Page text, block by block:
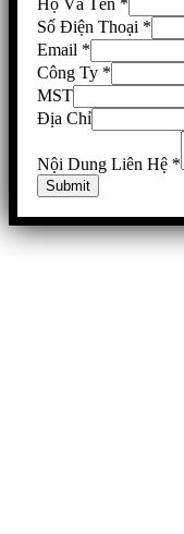
Số Điện Thoại *
Email *
Công Ty *
MST
Địa Chỉ
Nội Dung Liên Hệ *
Submit